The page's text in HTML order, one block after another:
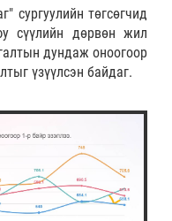
сургуулийн төгсөгчид
сүүлийн дөрвөн жил
дундаж оноогоор
үзүүлсэн байдаг.